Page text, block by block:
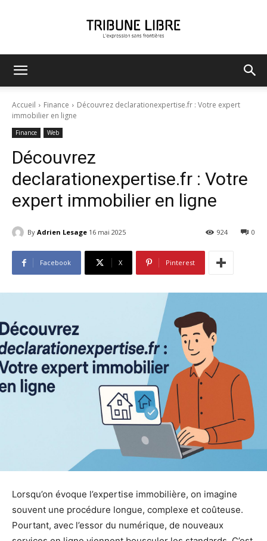
Accueil Finance
Découvrez declarationexpertise.fr : Votre expert
immobilier en ligne
Finance Web
Découvrez
declarationexpertise.fr : Votre
expert immobilier en ligne
By Adrien Lesage 16 mai 2025 0
924
Facebook X Pinterest
Lorsqu’on évoque l’expertise immobilière, on imagine
souvent une procédure longue, complexe et coûteuse.
Pourtant, avec l’essor du numérique, de nouveaux